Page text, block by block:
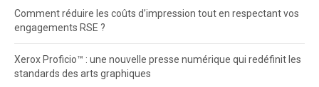
Comment réduire les coûts d’impression tout en respectant vos
engagements RSE ?
Xerox Proficio™ : une nouvelle presse numérique qui redéfinit les
standards des arts graphiques